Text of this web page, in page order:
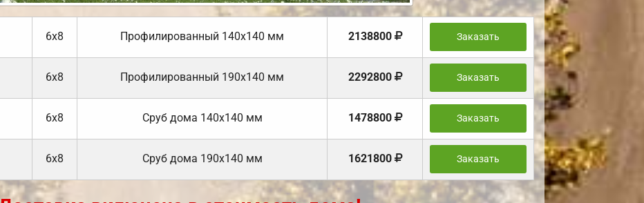
6х8 Профилированный 140х140 мм 2138800 Заказать
6х8 Профилированный 190х140 мм 2292800 Заказать
6х8 Cруб дома 140х140 мм 1478800 Заказать
6х8 Cруб дома 190х140 мм 1621800 Заказать